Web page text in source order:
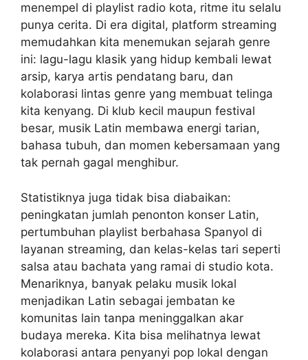
menempel di playlist radio kota, ritme itu selalu
punya cerita. Di era digital, platform streaming
memudahkan kita menemukan sejarah genre
ini: lagu-lagu klasik yang hidup kembali lewat
arsip, karya artis pendatang baru, dan
kolaborasi lintas genre yang membuat telinga
kita kenyang. Di klub kecil maupun festival
besar, musik Latin membawa energi tarian,
bahasa tubuh, dan momen kebersamaan yang
tak pernah gagal menghibur.
Statistiknya juga tidak bisa diabaikan:
peningkatan jumlah penonton konser Latin,
pertumbuhan playlist berbahasa Spanyol di
layanan streaming, dan kelas-kelas tari seperti
salsa atau bachata yang ramai di studio kota.
Menariknya, banyak pelaku musik lokal
menjadikan Latin sebagai jembatan ke
komunitas lain tanpa meninggalkan akar
budaya mereka. Kita bisa melihatnya lewat
kolaborasi antara penyanyi pop lokal dengan